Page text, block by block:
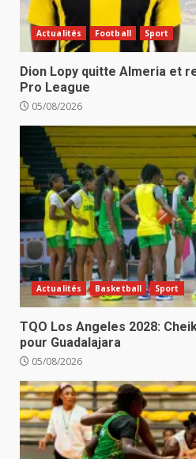
Actualités Football Sport
Dion Lopy quitte Almeria et
Pro League
05/08/2026
Actualités Basketball Sport
TQO Los Angeles 2028:
pour Guadalajara
05/08/2026